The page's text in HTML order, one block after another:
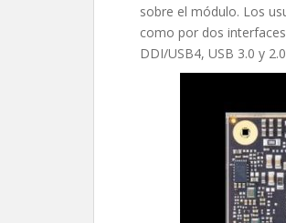
sobre el módulo. Los
como por dos
DDI/USB4, USB 3.0 y